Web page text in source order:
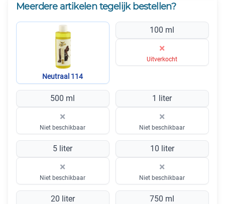
Meerdere artikelen tegelijk bestellen?
Neutraal 114
100 ml
×
Uitverkocht
500 ml
×
Niet beschikbaar
1 liter
×
Niet beschikbaar
5 liter
×
Niet beschikbaar
10 liter
×
Niet beschikbaar
20 liter 750 ml